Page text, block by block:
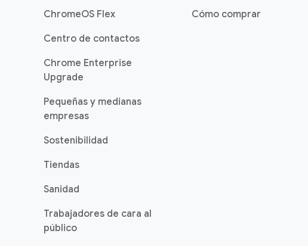
ChromeOS Flex
Centro de contactos
Chrome Enterprise
Upgrade
Pequeñas y medianas
empresas
Sostenibilidad
Tiendas
Sanidad
Trabajadores de cara al
público
Cómo comprar